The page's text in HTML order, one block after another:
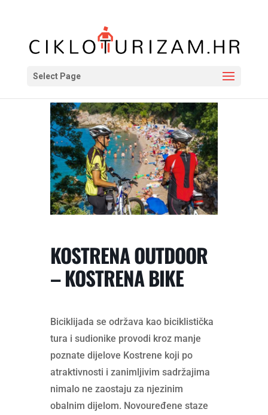
Select Page
KOSTRENA OUTDOOR
– KOSTRENA BIKE
Biciklijada se održava kao biciklistička
tura i sudionike provodi kroz manje
poznate dijelove Kostrene koji po
atraktivnosti i zanimljivim sadržajima
nimalo ne zaostaju za njezinim
obalnim dijelom. Novouređene staze